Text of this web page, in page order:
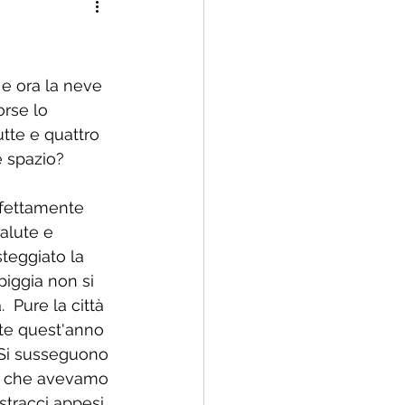
famiglia rinnovata
ora la neve
lo
e quattro
e
la
non si
Pure la città
quest'anno
susseguono
avevamo